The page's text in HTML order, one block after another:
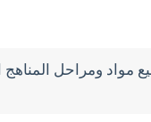
مواد ومراحل المناهج